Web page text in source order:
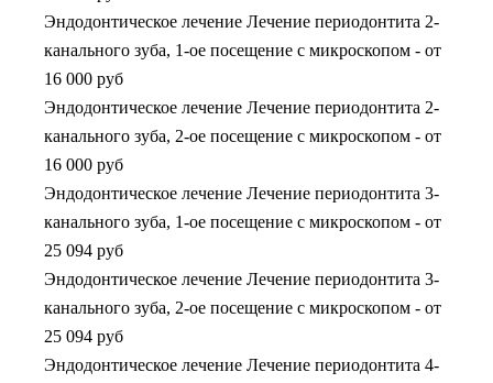
Эндодонтическое лечение Лечение периодонтита 2-
канального зуба, 1-ое посещение с микроскопом - от
16 000 руб
Эндодонтическое лечение Лечение периодонтита 2-
канального зуба, 2-ое посещение с микроскопом - от
16 000 руб
Эндодонтическое лечение Лечение периодонтита 3-
канального зуба, 1-ое посещение с микроскопом - от
25 094 руб
Эндодонтическое лечение Лечение периодонтита 3-
канального зуба, 2-ое посещение с микроскопом - от
25 094 руб
Эндодонтическое лечение Лечение периодонтита 4-